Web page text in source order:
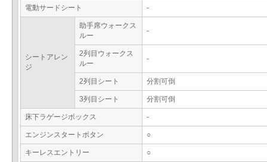
電動サードシート -
シートアレン
ジ
助手席ウォークス
ルー
-
2列目ウォークス
ルー
-
2列目シート 分割可倒
3列目シート 分割可倒
床下ラゲージボックス -
エンジンスタートボタン ○
キーレスエントリー ○